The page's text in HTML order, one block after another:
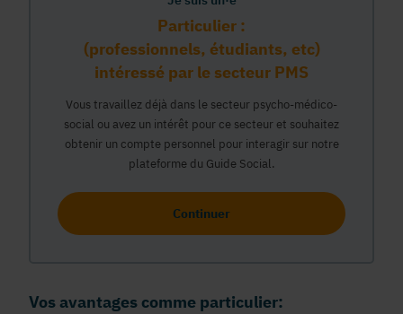
Particulier :
(professionnels, étudiants, etc)
intéressé par le secteur PMS
Vous travaillez déjà dans le secteur psycho-médico-
social ou avez un intérêt pour ce secteur et souhaitez
obtenir un compte personnel pour interagir sur notre
plateforme du Guide Social.
Continuer
Vos avantages comme particulier: